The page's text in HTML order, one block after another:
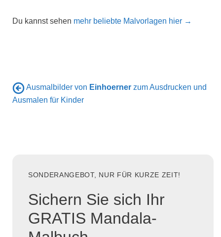
Du kannst sehen mehr beliebte Malvorlagen hier →
Ausmalbilder von Einhoerner zum Ausdrucken und
Ausmalen für Kinder
SONDERANGEBOT, NUR FÜR KURZE ZEIT!
Sichern Sie sich Ihr
GRATIS Mandala-